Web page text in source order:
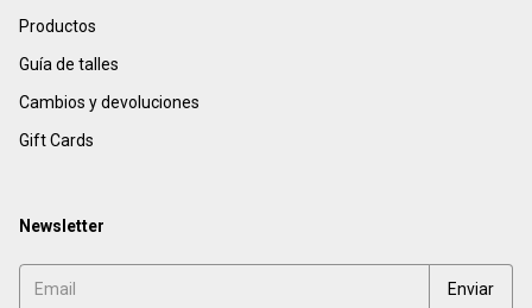
Productos
Guía de talles
Cambios y devoluciones
Gift Cards
Newsletter